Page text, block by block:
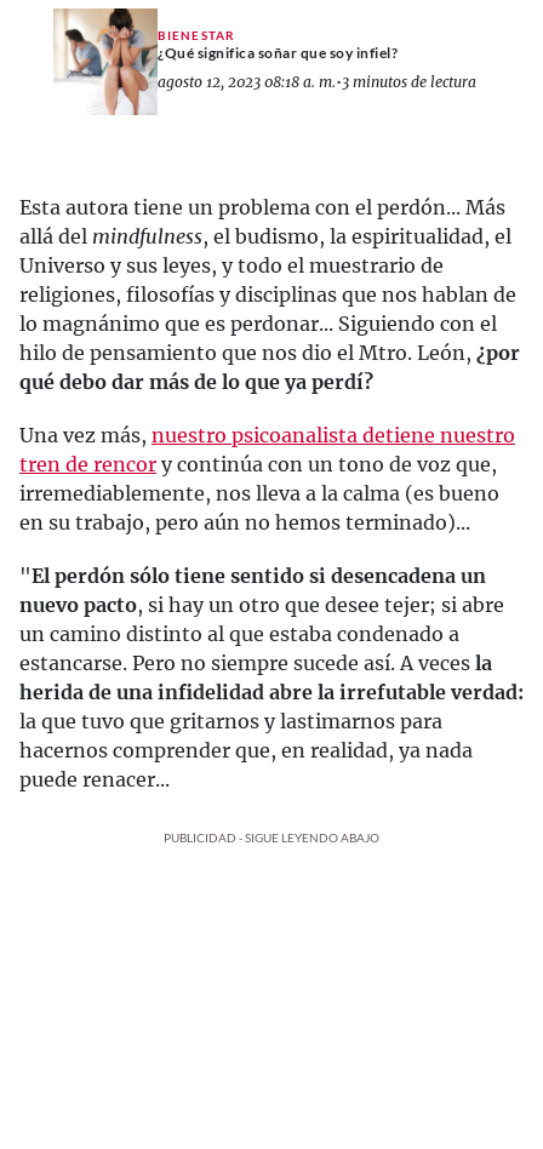
BIENESTAR
¿Qué significa soñar que soy infiel?
agosto 12, 2023 08:18 a. m.•3 minutos de lectura
Esta autora tiene un problema con el perdón... Más
allá del mindfulness, el budismo, la espiritualidad, el
Universo y sus leyes, y todo el muestrario de
religiones, filosofías y disciplinas que nos hablan de
lo magnánimo que es perdonar... Siguiendo con el
hilo de pensamiento que nos dio el Mtro. León, ¿por
qué debo dar más de lo que ya perdí?
Una vez más, nuestro psicoanalista detiene nuestro
tren de rencor y continúa con un tono de voz que,
irremediablemente, nos lleva a la calma (es bueno
en su trabajo, pero aún no hemos terminado)...
"El perdón sólo tiene sentido si desencadena un
nuevo pacto, si hay un otro que desee tejer; si abre
un camino distinto al que estaba condenado a
estancarse. Pero no siempre sucede así. A veces la
herida de una infidelidad abre la irrefutable verdad:
la que tuvo que gritarnos y lastimarnos para
hacernos comprender que, en realidad, ya nada
puede renacer...
PUBLICIDAD - SIGUE LEYENDO ABAJO